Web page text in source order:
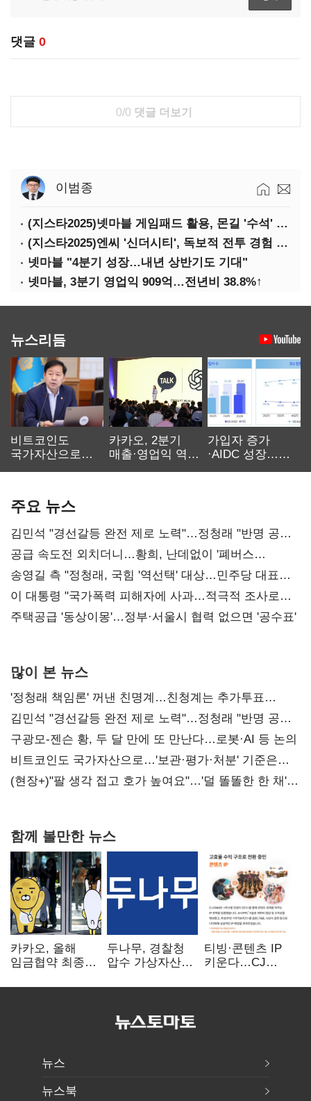
댓글 0
0/0 댓글 더보기
이범종
(지스타2025)넷마블 게임패드 활용, 몬길 '수석' 7대죄 '차석'
(지스타2025)엔씨 '신더시티', 독보적 전투 경험 필요
넷마블 "4분기 성장…내년 상반기도 기대"
넷마블, 3분기 영업익 909억…전년비 38.8%↑
뉴스리듬
비트코인도
국가자산으로…'
카카오, 2분기
매출·영업익 역대
가입자 증가
·AIDC 성장…
주요 뉴스
김민석 "경선갈등 완전 제로 노력"…정청래 "반명 공세
사과부터"
공급 속도전 외치더니…황희, 난데없이 '폐버스
리모델링' 제안
송영길 측 "정청래, 국힘 '역선택' 대상…민주당 대표로
총선 지휘 못해"
이 대통령 "국가폭력 피해자에 사과…적극적 조사로
진실 밝혀야"
주택공급 '동상이몽'…정부·서울시 협력 없으면 '공수표'
많이 본 뉴스
'정청래 책임론' 꺼낸 친명계…친청계는 추가투표
때리기
김민석 "경선갈등 완전 제로 노력"…정청래 "반명 공세
사과부터"
구광모-젠슨 황, 두 달 만에 또 만난다…로봇·AI 등 논의
비트코인도 국가자산으로…'보관·평가·처분' 기준은
숙제
(현장+)"팔 생각 접고 호가 높여요"…'덜 똘똘한 한 채'
함께 볼만한 뉴스
카카오, 올해
임금협약 최종
인상·격려금
두나무, 경찰청
압수 가상자산
커스터디 사업
티빙·콘텐츠 IP
키운다…CJ
글로벌 확장 가속
뉴스
뉴스북